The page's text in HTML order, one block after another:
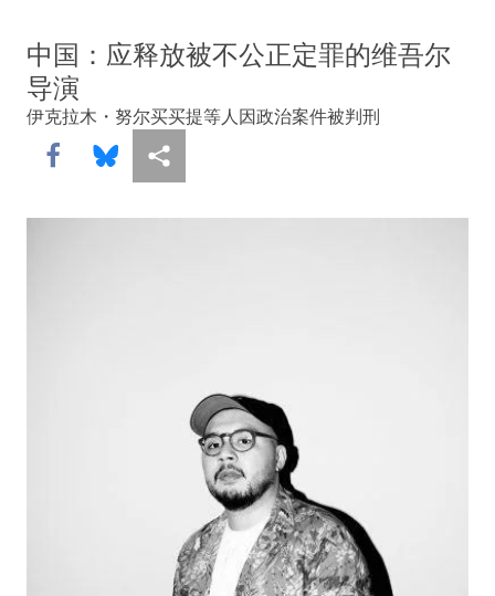
中国：应释放被不公正定罪的维吾尔
导演
伊克拉木・努尔买买提等人因政治案件被判刑
Share this via Facebook
Share this via Bluesky
More sharing options